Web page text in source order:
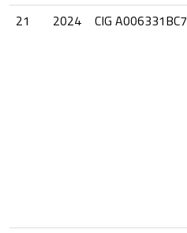
21
2024 CIG A006331BC7